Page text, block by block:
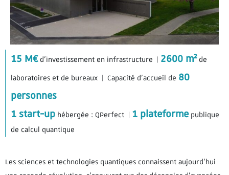
15 M€d’investissement en infrastructure | 2600 m²de
laboratoires et de bureaux | Capacité d’accueil de 80
personnes
1 start-up hébergée : QPerfect | 1 plateformepublique
de calcul quantique
Les sciences et technologies quantiques connaissent aujourd’hui